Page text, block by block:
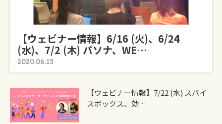
【ウェビナー情報】6/16 (火)、6/24
(水)、7/2 (木) パソナ、WE…
2020.06.15
【ウェビナー情報】7/22 (水) スパイ
スボックス、効…